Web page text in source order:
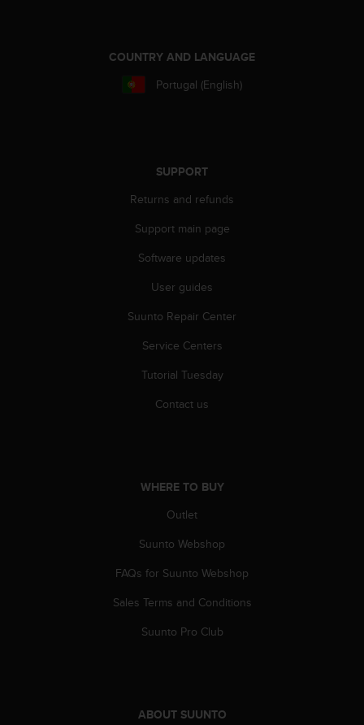
COUNTRY AND LANGUAGE
Portugal (English)
SUPPORT
Returns and refunds
Support main page
Software updates
User guides
Suunto Repair Center
Service Centers
Tutorial Tuesday
Contact us
WHERE TO BUY
Outlet
Suunto Webshop
FAQs for Suunto Webshop
Sales Terms and Conditions
Suunto Pro Club
ABOUT SUUNTO